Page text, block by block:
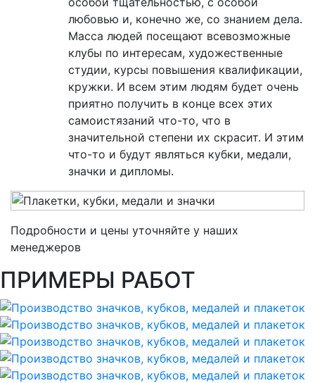
любовью и, конечно же, со знанием дела.
Масса людей посещают всевозможные
клубы по интересам, художественные
студии, курсы повышения квалификации,
кружки. И всем этим людям будет очень
приятно получить в конце всех этих
самоистязаний что-то, что в
значительной степени их скрасит. И этим
что-то и будут являться кубки, медали,
значки и дипломы.
Подробности и цены уточняйте у наших
менеджеров
ПРИМЕРЫ РАБОТ